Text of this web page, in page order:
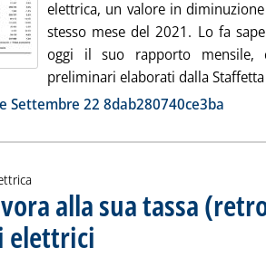
elettrica, un valore in
stesso mese del 2021. Lo fa
oggi il suo rapporto mensile,
preliminari elaborati dalla
alla notizia
Settembre 22 8dab280740ce3ba
alla sua tassa
elettrici